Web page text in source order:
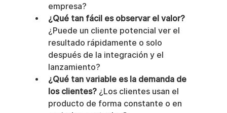
empresa?
¿Qué tan fácil es observar el valor?
¿Puede un cliente potencial ver el
resultado rápidamente o solo
después de la integración y el
lanzamiento?
¿Qué tan variable es la demanda de
los clientes? ¿Los clientes usan el
producto de forma constante o en